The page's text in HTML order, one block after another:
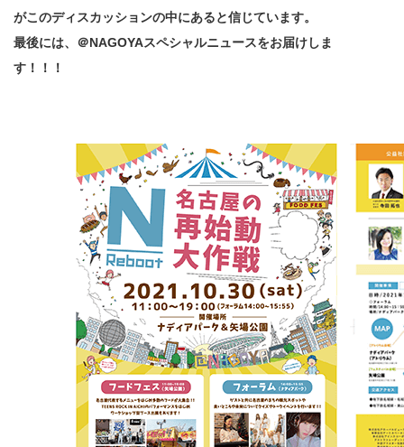
がこのディスカッションの中にあると信じています。
最後には、＠NAGOYAスペシャルニュースをお届けしま
す！！！